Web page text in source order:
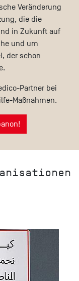
Veränderung
die die
in Zukunft auf
und um
der schon
Partner bei
Maßnahmen.